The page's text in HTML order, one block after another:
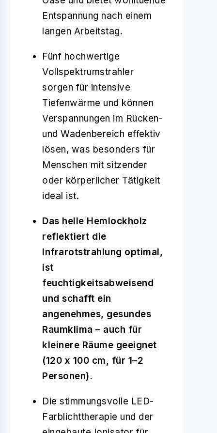
Entspannung nach einem
langen Arbeitstag.
Fünf hochwertige
Vollspektrumstrahler
sorgen für intensive
Tiefenwärme und können
Verspannungen im Rücken-
und Wadenbereich effektiv
lösen, was besonders für
Menschen mit sitzender
oder körperlicher Tätigkeit
ideal ist.
Das helle Hemlockholz
reflektiert die
Infrarotstrahlung optimal,
ist
feuchtigkeitsabweisend
und schafft ein
angenehmes, gesundes
Raumklima – auch für
kleinere Räume geeignet
(120 x 100 cm, für 1–2
Personen).
Die stimmungsvolle LED-
Farblichttherapie und der